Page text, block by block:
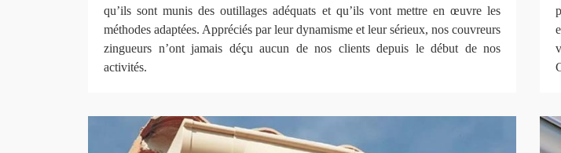
qu’ils sont munis des outillages adéquats et qu’ils vont mettre en œuvre les
méthodes adaptées. Appréciés par leur dynamisme et leur sérieux, nos couvreurs
zingueurs n’ont jamais déçu aucun de nos clients depuis le début de nos
activités.